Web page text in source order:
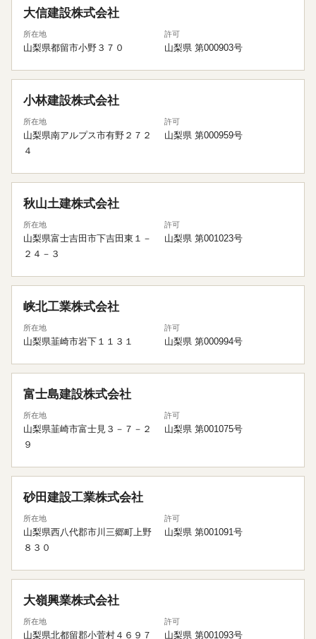
大信建設株式会社
所在地
山梨県都留市小野３７０
許可
山梨県 第000903号
小林建設株式会社
所在地
山梨県南アルプス市有野２７２
４
許可
山梨県 第000959号
秋山土建株式会社
所在地
山梨県富士吉田市下吉田東１－
２４－３
許可
山梨県 第001023号
峡北工業株式会社
所在地
山梨県韮崎市岩下１１３１
許可
山梨県 第000994号
富士島建設株式会社
所在地
山梨県韮崎市富士見３－７－２
９
許可
山梨県 第001075号
砂田建設工業株式会社
所在地
山梨県西八代郡市川三郷町上野
８３０
許可
山梨県 第001091号
大嶺興業株式会社
所在地
山梨県北都留郡小菅村４６９７
許可
山梨県 第001093号